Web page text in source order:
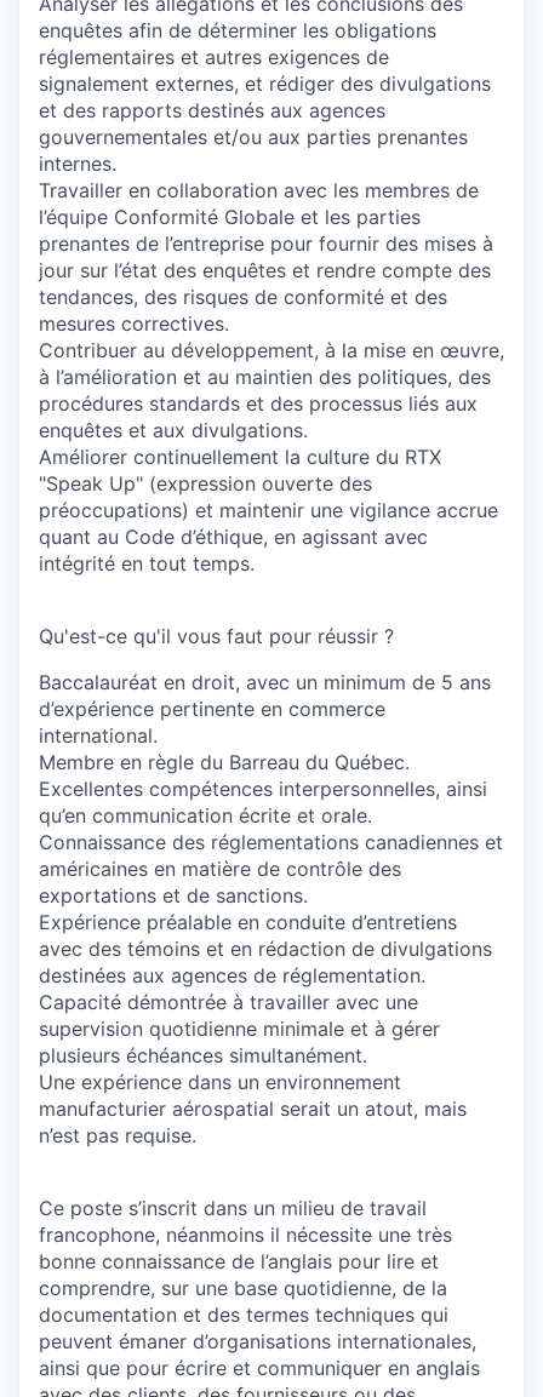
enquêtes afin de déterminer les obligations
réglementaires et autres exigences de
signalement externes, et rédiger des divulgations
et des rapports destinés aux agences
gouvernementales et/ou aux parties prenantes
internes.
Travailler en collaboration avec les membres de
l’équipe Conformité Globale et les parties
prenantes de l’entreprise pour fournir des mises à
jour sur l’état des enquêtes et rendre compte des
tendances, des risques de conformité et des
mesures correctives.
Contribuer au développement, à la mise en œuvre,
à l’amélioration et au maintien des politiques, des
procédures standards et des processus liés aux
enquêtes et aux divulgations.
Améliorer continuellement la culture du RTX
"Speak Up" (expression ouverte des
préoccupations) et maintenir une vigilance accrue
quant au Code d’éthique, en agissant avec
intégrité en tout temps.
Qu'est-ce qu'il vous faut pour réussir ?
Baccalauréat en droit, avec un minimum de 5 ans
d’expérience pertinente en commerce
international.
Membre en règle du Barreau du Québec.
Excellentes compétences interpersonnelles, ainsi
qu’en communication écrite et orale.
Connaissance des réglementations canadiennes et
américaines en matière de contrôle des
exportations et de sanctions.
Expérience préalable en conduite d’entretiens
avec des témoins et en rédaction de divulgations
destinées aux agences de réglementation.
Capacité démontrée à travailler avec une
supervision quotidienne minimale et à gérer
plusieurs échéances simultanément.
Une expérience dans un environnement
manufacturier aérospatial serait un atout, mais
n’est pas requise.
Ce poste s’inscrit dans un milieu de travail
francophone, néanmoins il nécessite une très
bonne connaissance de l’anglais pour lire et
comprendre, sur une base quotidienne, de la
documentation et des termes techniques qui
peuvent émaner d’organisations internationales,
ainsi que pour écrire et communiquer en anglais